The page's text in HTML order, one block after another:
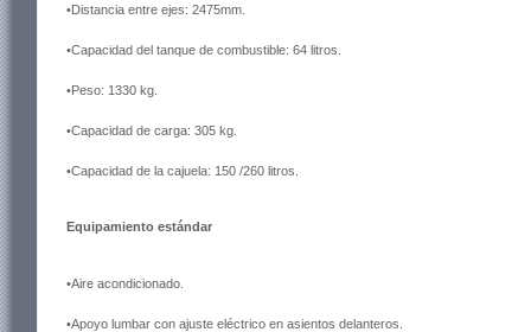
•Distancia entre ejes: 2475mm.
•Capacidad del tanque de combustible: 64 litros.
•Peso: 1330 kg.
•Capacidad de carga: 305 kg.
•Capacidad de la cajuela: 150 /260 litros.
Equipamiento estándar
•Aire acondicionado.
•Apoyo lumbar con ajuste eléctrico en asientos delanteros.